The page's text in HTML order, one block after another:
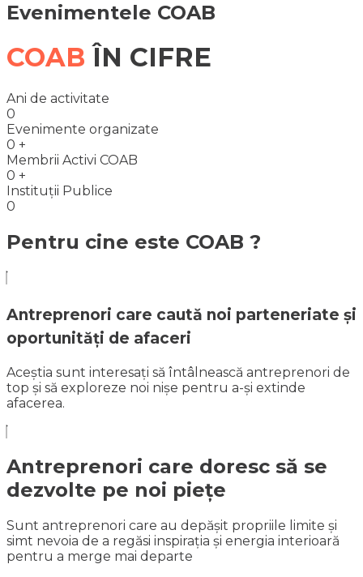
Evenimentele COAB
COAB ÎN CIFRE
Ani de activitate
0
Evenimente organizate
0 +
Membrii Activi COAB
0 +
Instituții Publice
0
Pentru cine este COAB ?
Antreprenori care caută noi parteneriate și
oportunități de afaceri
Aceștia sunt interesați să întâlnească antreprenori de
top și să exploreze noi nișe pentru a-și extinde
afacerea.​
Antreprenori care doresc să se
dezvolte pe noi piețe
Sunt antreprenori care au depășit propriile limite și
simt nevoia de a regăsi inspirația și energia interioară
pentru a merge mai departe